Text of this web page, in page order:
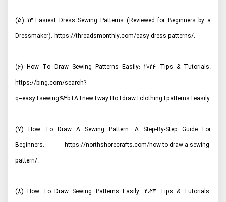
(5) 13 Easiest Dress Sewing Patterns (Reviewed for Beginners by a
Dressmaker). https://threadsmonthly.com/easy-dress-patterns/.
(6) How To Draw Sewing Patterns Easily: 2024 Tips & Tutorials.
https://bing.com/search?
q=easy+sewing%3b+A+new+way+to+draw+clothing+patterns+easily.
(7) How To Draw A Sewing Pattern: A Step-By-Step Guide For
Beginners. https://northshorecrafts.com/how-to-draw-a-sewing-
pattern/.
(8) How To Draw Sewing Patterns Easily: 2024 Tips & Tutorials.